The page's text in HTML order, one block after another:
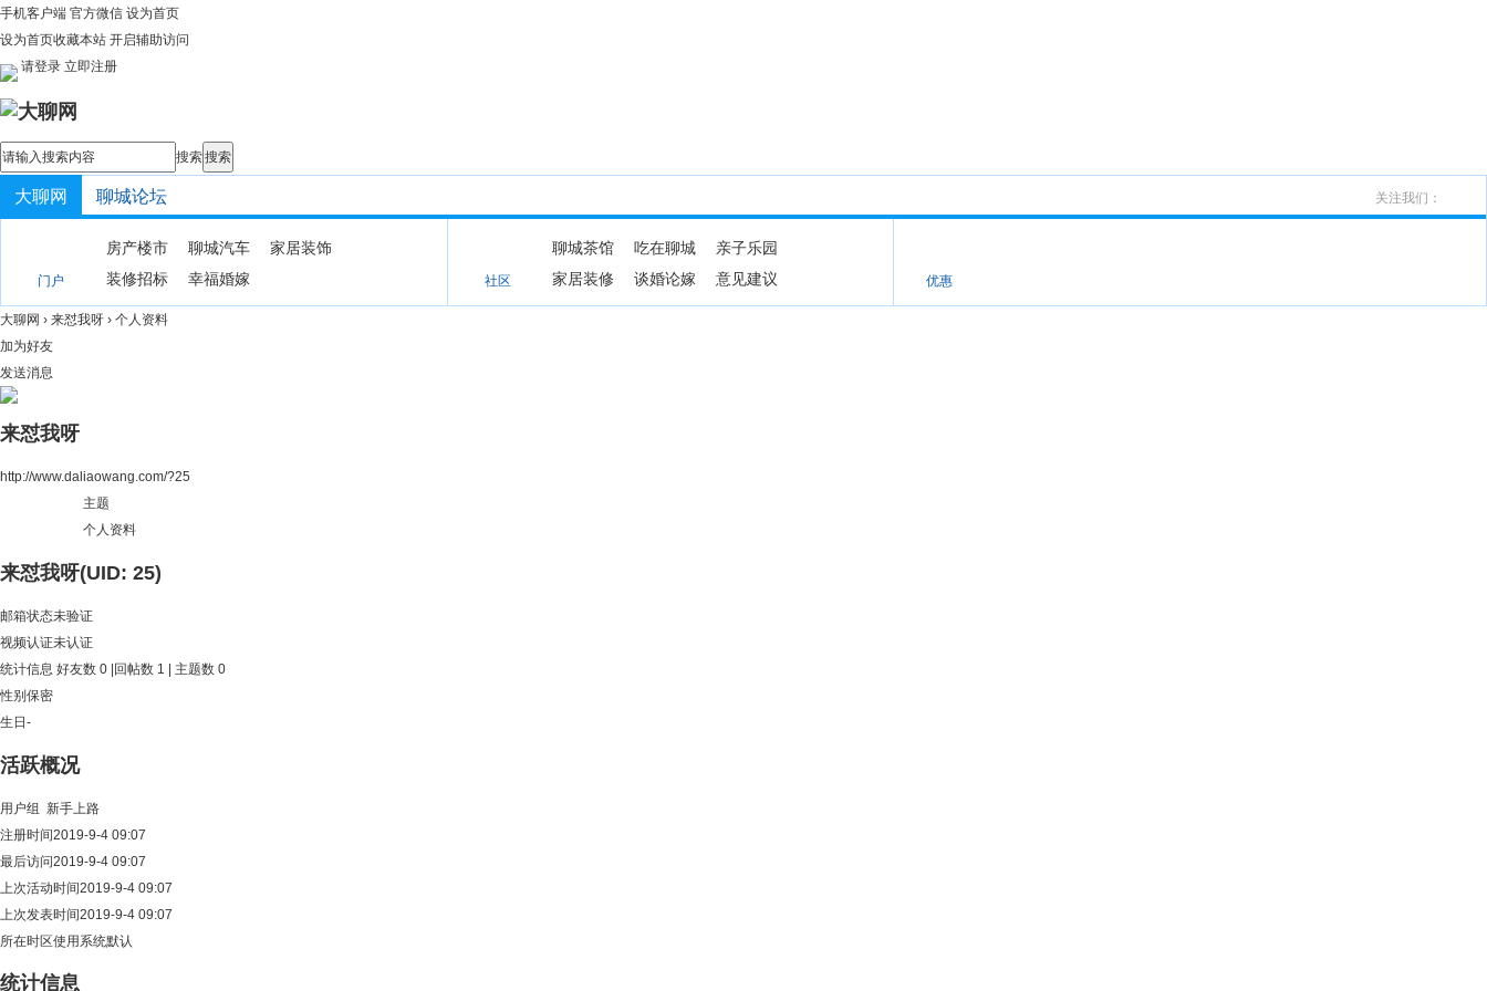
手机客户端 官方微信 设为首页
设为首页收藏本站 开启辅助访问
请登录 立即注册
搜索搜索
大聊网 聊城论坛 关注我们：
门户
房产楼市 聊城汽车
家居装饰
装修招标
幸福婚嫁 社区
聊城茶馆 吃在聊城
亲子乐园
家居装修
谈婚论嫁 意见建议 优惠
大聊网 › 来怼我呀 › 个人资料
加为好友
发送消息
来怼我呀
http://www.daliaowang.com/?25
主题
个人资料
来怼我呀(UID: 25)
邮箱状态未验证
视频认证未认证
统计信息 好友数 0 |回帖数 1 | 主题数 0
性别保密
生日-
活跃概况
用户组 新手上路
注册时间2019-9-4 09:07
最后访问2019-9-4 09:07
上次活动时间2019-9-4 09:07
上次发表时间2019-9-4 09:07
所在时区使用系统默认
统计信息